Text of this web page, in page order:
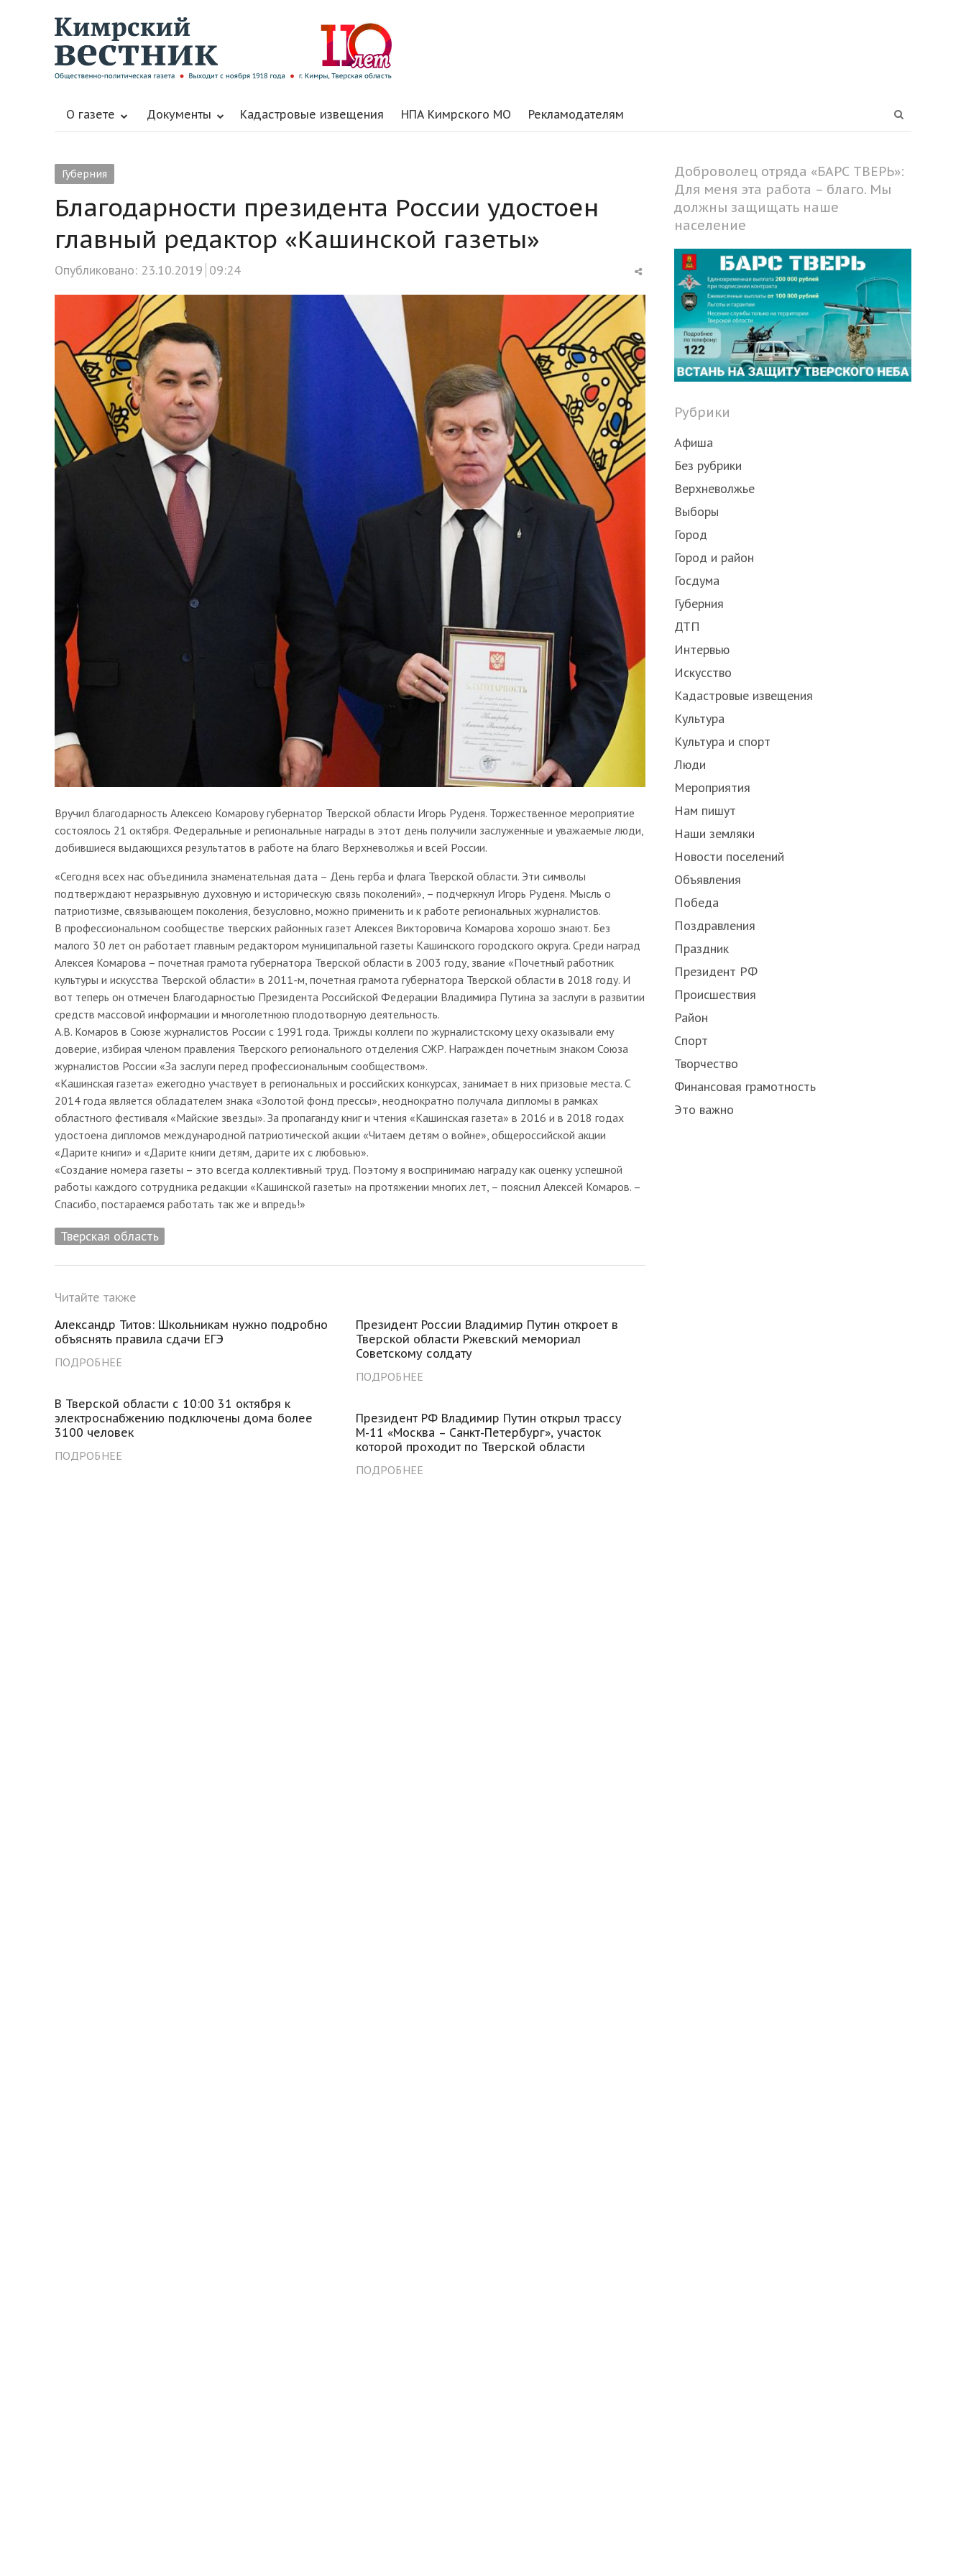
О газете Документы Кадастровые извещения НПА Кимрского МО Рекламодателям
Губерния
Благодарности президента России удостоен
главный редактор «Кашинской газеты»
Опубликовано: 23.10.2019 09:24
Share
post
Вручил благодарность Алексею Комарову губернатор Тверской области Игорь Руденя. Торжественное мероприятие
состоялось 21 октября. Федеральные и региональные награды в этот день получили заслуженные и уважаемые люди,
добившиеся выдающихся результатов в работе на благо Верхневолжья и всей России.
«Сегодня всех нас объединила знаменательная дата – День герба и флага Тверской области. Эти символы
подтверждают неразрывную духовную и историческую связь поколений», – подчеркнул Игорь Руденя. Мысль о
патриотизме, связывающем поколения, безусловно, можно применить и к работе региональных журналистов.
В профессиональном сообществе тверских районных газет Алексея Викторовича Комарова хорошо знают. Без
малого 30 лет он работает главным редактором муниципальной газеты Кашинского городского округа. Среди наград
Алексея Комарова – почетная грамота губернатора Тверской области в 2003 году, звание «Почетный работник
культуры и искусства Тверской области» в 2011-м, почетная грамота губернатора Тверской области в 2018 году. И
вот теперь он отмечен Благодарностью Президента Российской Федерации Владимира Путина за заслуги в развитии
средств массовой информации и многолетнюю плодотворную деятельность.
А.В. Комаров в Союзе журналистов России с 1991 года. Трижды коллеги по журналистскому цеху оказывали ему
доверие, избирая членом правления Тверского регионального отделения СЖР. Награжден почетным знаком Союза
журналистов России «За заслуги перед профессиональным сообществом».
«Кашинская газета» ежегодно участвует в региональных и российских конкурсах, занимает в них призовые места. С
2014 года является обладателем знака «Золотой фонд прессы», неоднократно получала дипломы в рамках
областного фестиваля «Майские звезды». За пропаганду книг и чтения «Кашинская газета» в 2016 и в 2018 годах
удостоена дипломов международной патриотической акции «Читаем детям о войне», общероссийской акции
«Дарите книги» и «Дарите книги детям, дарите их с любовью».
«Создание номера газеты – это всегда коллективный труд. Поэтому я воспринимаю награду как оценку успешной
работы каждого сотрудника редакции «Кашинской газеты» на протяжении многих лет, – пояснил Алексей Комаров. –
Спасибо, постараемся работать так же и впредь!»
Тверская область
Читайте также
Александр Титов: Школьникам нужно подробно
объяснять правила сдачи ЕГЭ
ПОДРОБНЕЕ
Президент России Владимир Путин откроет в
Тверской области Ржевский мемориал
Советскому солдату
ПОДРОБНЕЕ
В Тверской области с 10:00 31 октября к
электроснабжению подключены дома более
3100 человек
ПОДРОБНЕЕ
Президент РФ Владимир Путин открыл трассу
М-11 «Москва – Санкт-Петербург», участок
которой проходит по Тверской области
ПОДРОБНЕЕ
Доброволец отряда «БАРС ТВЕРЬ»:
Для меня эта работа – благо. Мы
должны защищать наше
население
Рубрики
Афиша
Без рубрики
Верхневолжье
Выборы
Город
Город и район
Госдума
Губерния
ДТП
Интервью
Искусство
Кадастровые извещения
Культура
Культура и спорт
Люди
Мероприятия
Нам пишут
Наши земляки
Новости поселений
Объявления
Победа
Поздравления
Праздник
Президент РФ
Происшествия
Район
Спорт
Творчество
Финансовая грамотность
Это важно